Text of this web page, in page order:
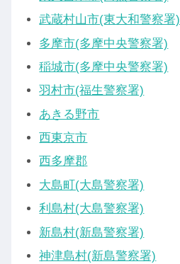
武蔵村山市(東大和警察署)
多摩市(多摩中央警察署)
稲城市(多摩中央警察署)
羽村市(福生警察署)
あきる野市
西東京市
西多摩郡
大島町(大島警察署)
利島村(大島警察署)
新島村(新島警察署)
神津島村(新島警察署)